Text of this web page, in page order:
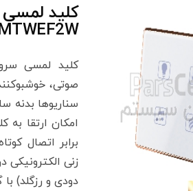
کلید
کلید لمسی
صوتی،
سناریوها بدنه
امکان ارتقا
برابر اتصال
دودی و رزگلد) با